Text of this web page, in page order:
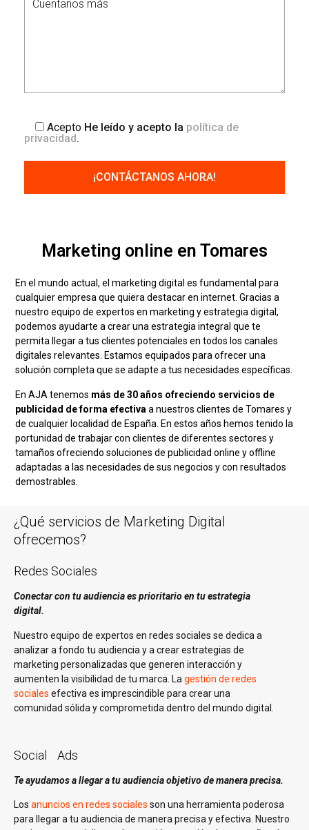
Acepto He leído y acepto la política de
privacidad.
Marketing online en Tomares
En el mundo actual, el marketing digital es fundamental para
cualquier empresa que quiera destacar en internet. Gracias a
nuestro equipo de expertos en marketing y estrategia digital,
podemos ayudarte a crear una estrategia integral que te
permita llegar a tus clientes potenciales en todos los canales
digitales relevantes. Estamos equipados para ofrecer una
solución completa que se adapte a tus necesidades específicas.
En AJA tenemos más de 30 años ofreciendo servicios de
publicidad de forma efectiva a nuestros clientes de Tomares y
de cualquier localidad de España. En estos años hemos tenido la
portunidad de trabajar con clientes de diferentes sectores y
tamaños ofreciendo soluciones de publicidad online y offline
adaptadas a las necesidades de sus negocios y con resultados
demostrables.
¿Qué servicios de Marketing Digital
ofrecemos?
Redes Sociales
Conectar con tu audiencia es prioritario en tu estrategia
digital.
Nuestro equipo de expertos en redes sociales se dedica a
analizar a fondo tu audiencia y a crear estrategias de
marketing personalizadas que generen interacción y
aumenten la visibilidad de tu marca. La gestión de redes
sociales efectiva es imprescindible para crear una
comunidad sólida y comprometida dentro del mundo digital.
Social Ads
Te ayudamos a llegar a tu audiencia objetivo de manera precisa.
Los anuncios en redes sociales son una herramienta poderosa
para llegar a tu audiencia de manera precisa y efectiva. Nuestro